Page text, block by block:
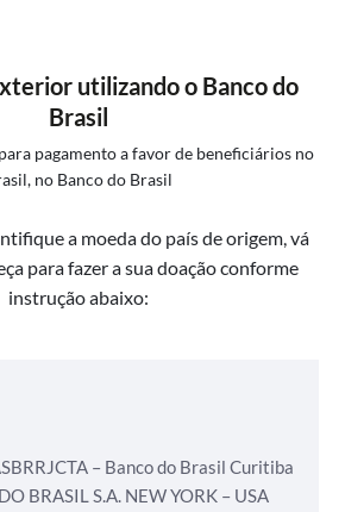
utilizando o Banco do
Brasil
pagamento a favor de beneficiários no
no Banco do Brasil
a moeda do país de origem, vá
para fazer a sua doação conforme
instrução abaixo:
– Banco do Brasil Curitiba
BRASIL S.A. NEW YORK – USA